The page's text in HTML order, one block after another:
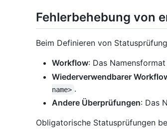
Fehlerbehebung von
Beim Definieren von
Workflow: Das
Wiederverwendbarer
name> .
Andere Überprüfungen: Das
Obligatorische Statusprüfungen